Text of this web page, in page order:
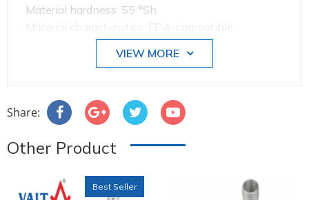
Material hardness: 55 °Sh
Material characteristics: FDA-compatible
Number of folds: 4.5
VIEW MORE
Share:
Other Product
Best Seller